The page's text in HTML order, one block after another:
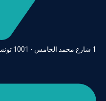
1 شارع محمد الخامس - 1001 تونس